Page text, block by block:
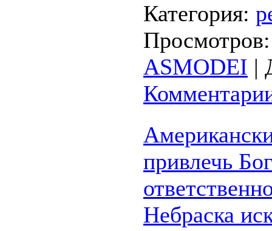
Категория:
Просмотров:
ASMODEI |
привлечь
Небраска